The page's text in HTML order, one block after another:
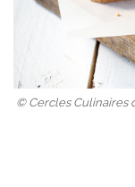
© Cercles Culinaires